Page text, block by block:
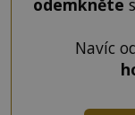
Navíc